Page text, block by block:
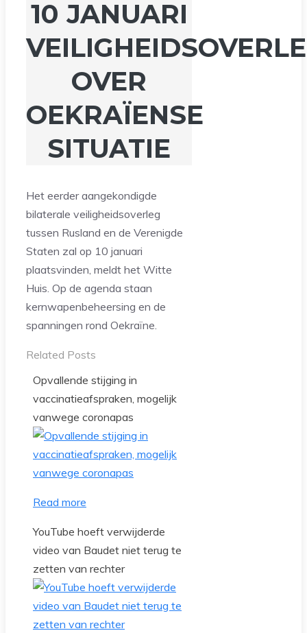
10 JANUARI
OVER
OEKRAÏENSE
SITUATIE
Het eerder aangekondigde
bilaterale veiligheidsoverleg
tussen Rusland en de Verenigde
Staten zal op 10 januari
plaatsvinden, meldt het Witte
Huis. Op de agenda staan
kernwapenbeheersing en de
spanningen rond Oekraïne.
Related Posts
Opvallende stijging in
vaccinatieafspraken, mogelijk
vanwege coronapas
Read more
YouTube hoeft verwijderde
video van Baudet niet terug te
zetten van rechter